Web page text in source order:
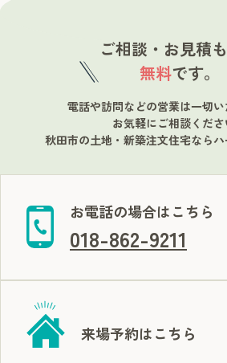
ご相談・お見積
無料です。
電話や訪問などの営業は一切い
お気軽にご相談くださ
秋田市の土地・新築注文住宅なら
お電話の場合はこちら
018-862-9211
来場予約はこちら